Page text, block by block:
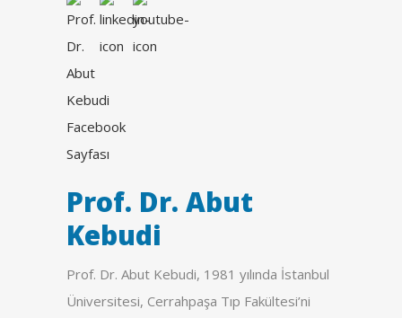
Prof. Dr. Abut
Kebudi
Prof. Dr. Abut Kebudi, 1981 yılında İstanbul
Üniversitesi, Cerrahpaşa Tıp Fakültesi’ni